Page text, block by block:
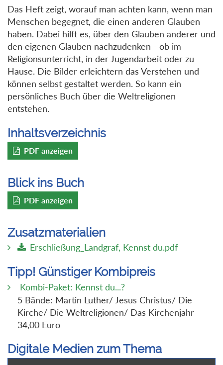
Das Heft zeigt, worauf man achten kann, wenn man
Menschen begegnet, die einen anderen Glauben
haben. Dabei hilft es, über den Glauben anderer und
den eigenen Glauben nachzudenken - ob im
Religionsunterricht, in der Jugendarbeit oder zu
Hause. Die Bilder erleichtern das Verstehen und
können selbst gestaltet werden. So kann ein
persönliches Buch über die Weltreligionen
entstehen.
Inhaltsverzeichnis
PDF anzeigen
Blick ins Buch
PDF anzeigen
Zusatzmaterialien
Erschließung_Landgraf, Kennst du.pdf
Tipp! Günstiger Kombipreis
Kombi-Paket: Kennst du...?
5 Bände: Martin Luther/ Jesus Christus/ Die
Kirche/ Die Weltreligionen/ Das Kirchenjahr
34,00 Euro
Digitale Medien zum Thema